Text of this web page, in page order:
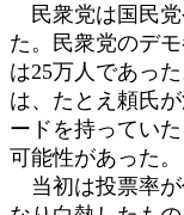
民衆党は国民党
た。民衆党のデ
は25万人であっ
は、たとえ頼氏
ードを持ってい
可能性があった。
当初は投票率が